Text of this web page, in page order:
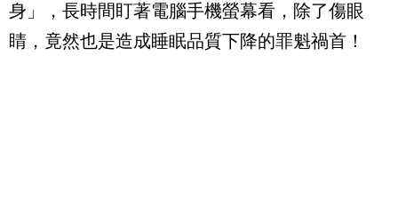
身」，長時間盯著電腦手機螢幕看，除了傷眼
睛，竟然也是造成睡眠品質下降的罪魁禍首！